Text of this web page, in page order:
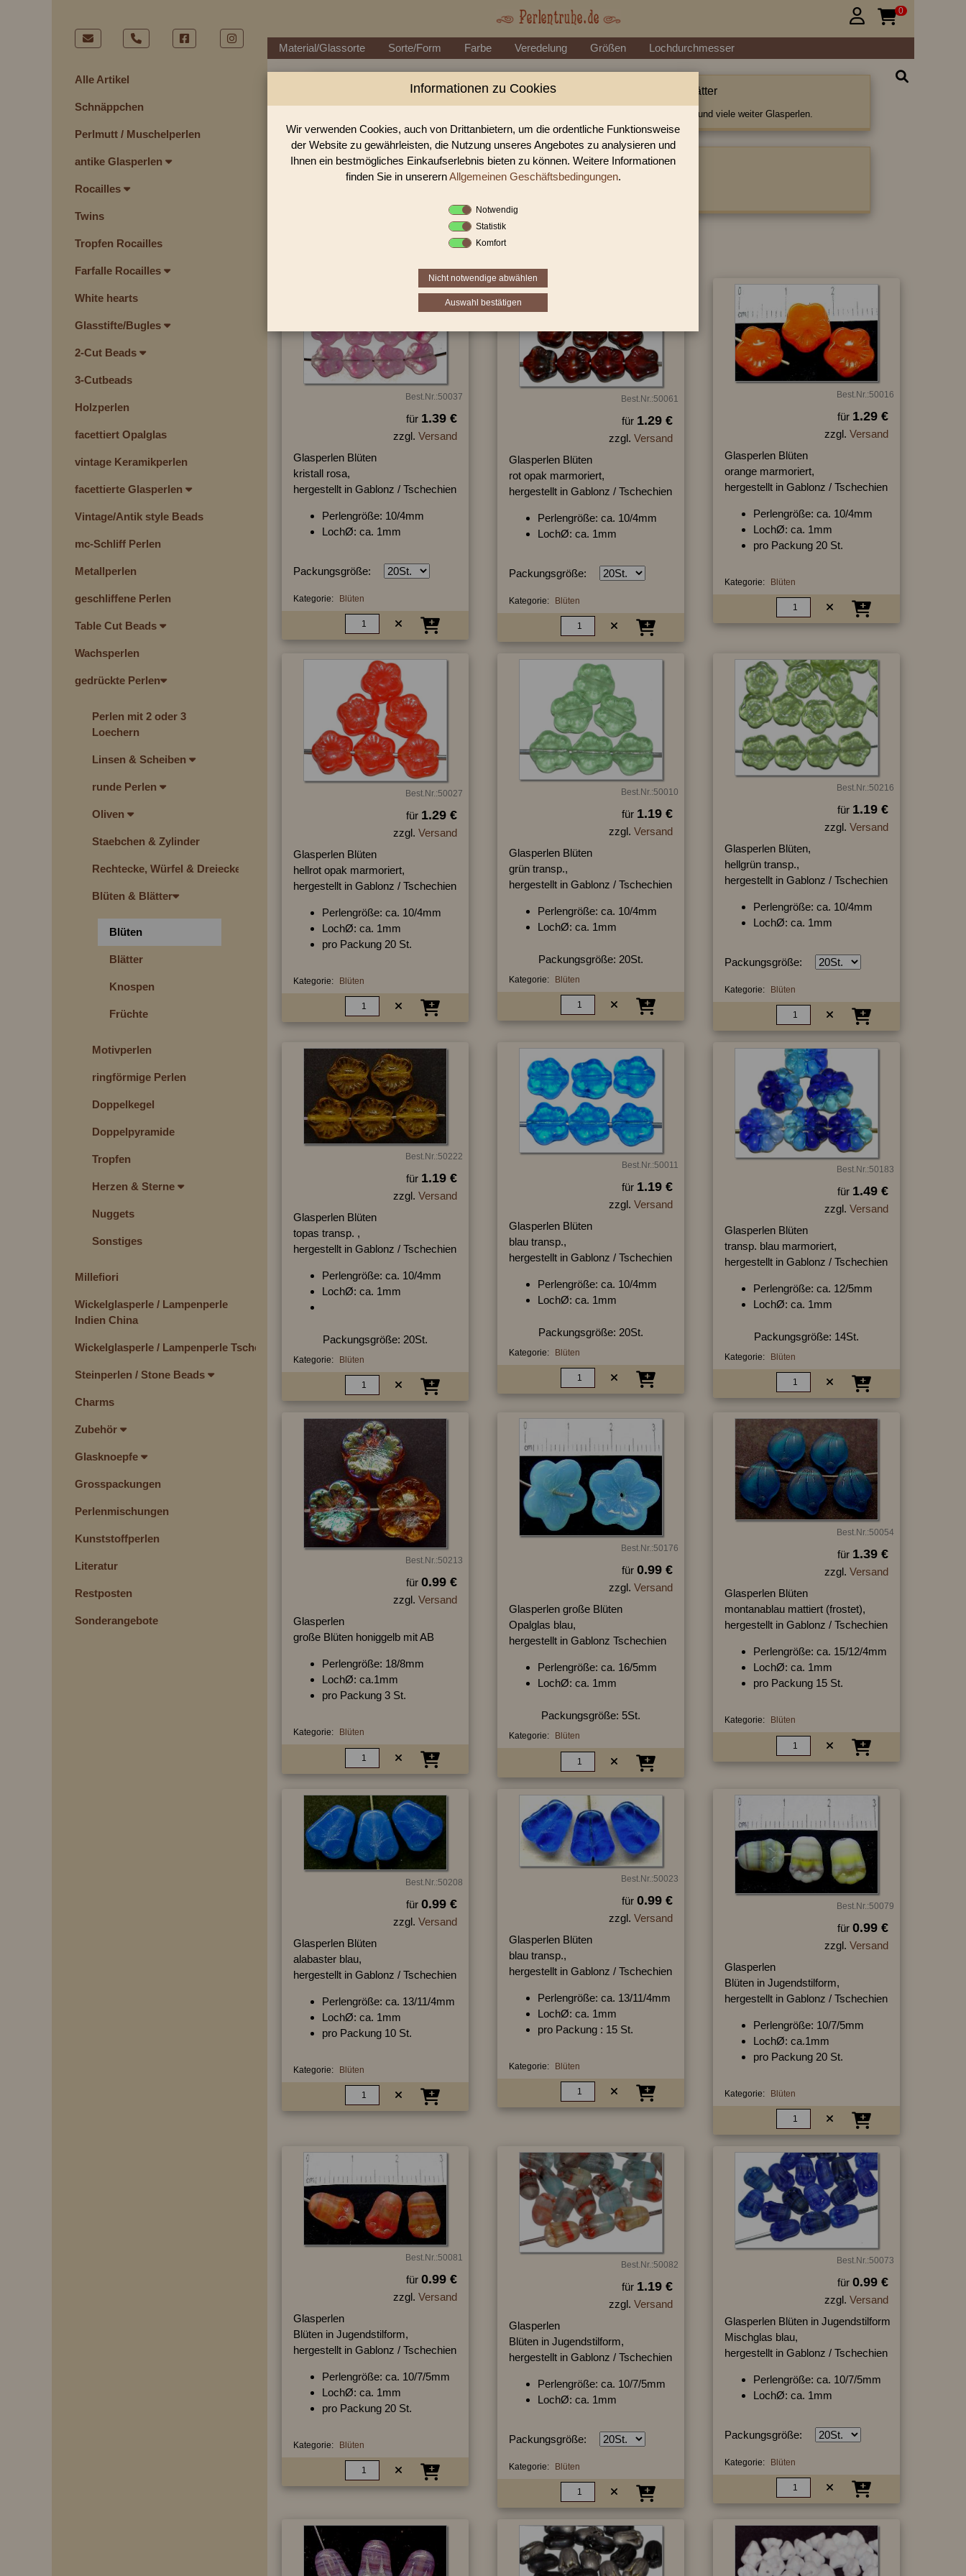
Alle Artikel
Schnäppchen
Perlmutt / Muschelperlen
antike Glasperlen
Rocailles
Twins
Tropfen Rocailles
Farfalle Rocailles
White hearts
Glasstifte/Bugles
2-Cut Beads
3-Cutbeads
Holzperlen
facettiert Opalglas
vintage Keramikperlen
facettierte Glasperlen
Vintage/Antik style Beads
mc-Schliff Perlen
Metallperlen
geschliffene Perlen
Table Cut Beads
Wachsperlen
gedrückte Perlen
Perlen mit 2 oder 3
Loechern
Linsen & Scheiben
runde Perlen
Oliven
Staebchen & Zylinder
Rechtecke, Würfel & Dreiecke
Blüten & Blätter
Blüten
Blätter
Knospen
Früchte
Motivperlen
ringförmige Perlen
Doppelkegel
Doppelpyramide
Tropfen
Herzen & Sterne
Nuggets
Sonstiges
Millefiori
Wickelglasperle / Lampenperle
Indien China
Wickelglasperle / Lampenperle Tschechien
Steinperlen / Stone Beads
Charms
Zubehör
Glasknoepfe
Grosspackungen
Perlenmischungen
Kunststoffperlen
Literatur
Restposten
Sonderangebote
 0
Material/Glassorte Sorte/Form Farbe Veredelung Größen Lochdurchmesser
Perlen Shop für gedrückte Perlen Blüten & Blätter
In unserem Perlen Shop finden sie zahlreich gedrückte Perlen Blüten & Blätter und viele weiter Glasperlen.
Sie befinden sich in folgender Kategorie:
Blüten & Blätter
Best.Nr.:50037
für 1.39 €
zzgl. Versand
Glasperlen Blüten
kristall rosa,
hergestellt in Gablonz / Tschechien
Perlengröße: 10/4mm
LochØ: ca. 1mm
Packungsgröße:
Kategorie: Blüten
Best.Nr.:50061
für 1.29 €
zzgl. Versand
Glasperlen Blüten
rot opak marmoriert,
hergestellt in Gablonz / Tschechien
Perlengröße: ca. 10/4mm
LochØ: ca. 1mm
Packungsgröße:
Kategorie: Blüten
Best.Nr.:50016
für 1.29 €
zzgl. Versand
Glasperlen Blüten
orange marmoriert,
hergestellt in Gablonz / Tschechien
Perlengröße: ca. 10/4mm
LochØ: ca. 1mm
pro Packung 20 St.
Kategorie: Blüten
Best.Nr.:50027
für 1.29 €
zzgl. Versand
Glasperlen Blüten
hellrot opak marmoriert,
hergestellt in Gablonz / Tschechien
Perlengröße: ca. 10/4mm
LochØ: ca. 1mm
pro Packung 20 St.
Kategorie: Blüten
Best.Nr.:50010
für 1.19 €
zzgl. Versand
Glasperlen Blüten
grün transp.,
hergestellt in Gablonz / Tschechien
Perlengröße: ca. 10/4mm
LochØ: ca. 1mm
Packungsgröße: 20St.
Kategorie: Blüten
Best.Nr.:50216
für 1.19 €
zzgl. Versand
Glasperlen Blüten,
hellgrün transp.,
hergestellt in Gablonz / Tschechien
Perlengröße: ca. 10/4mm
LochØ: ca. 1mm
Packungsgröße:
Kategorie: Blüten
Best.Nr.:50222
für 1.19 €
zzgl. Versand
Glasperlen Blüten
topas transp. ,
hergestellt in Gablonz / Tschechien
Perlengröße: ca. 10/4mm
LochØ: ca. 1mm
Packungsgröße: 20St.
Kategorie: Blüten
Best.Nr.:50011
für 1.19 €
zzgl. Versand
Glasperlen Blüten
blau transp.,
hergestellt in Gablonz / Tschechien
Perlengröße: ca. 10/4mm
LochØ: ca. 1mm
Packungsgröße: 20St.
Kategorie: Blüten
Best.Nr.:50183
für 1.49 €
zzgl. Versand
Glasperlen Blüten
transp. blau marmoriert,
hergestellt in Gablonz / Tschechien
Perlengröße: ca. 12/5mm
LochØ: ca. 1mm
Packungsgröße: 14St.
Kategorie: Blüten
Best.Nr.:50213
für 0.99 €
zzgl. Versand
Glasperlen
große Blüten honiggelb mit AB
Perlengröße: 18/8mm
LochØ: ca.1mm
pro Packung 3 St.
Kategorie: Blüten
Best.Nr.:50176
für 0.99 €
zzgl. Versand
Glasperlen große Blüten
Opalglas blau,
hergestellt in Gablonz Tschechien
Perlengröße: ca. 16/5mm
LochØ: ca. 1mm
Packungsgröße: 5St.
Kategorie: Blüten
Best.Nr.:50054
für 1.39 €
zzgl. Versand
Glasperlen Blüten
montanablau mattiert (frostet),
hergestellt in Gablonz / Tschechien
Perlengröße: ca. 15/12/4mm
LochØ: ca. 1mm
pro Packung 15 St.
Kategorie: Blüten
Best.Nr.:50208
für 0.99 €
zzgl. Versand
Glasperlen Blüten
alabaster blau,
hergestellt in Gablonz / Tschechien
Perlengröße: ca. 13/11/4mm
LochØ: ca. 1mm
pro Packung 10 St.
Kategorie: Blüten
Best.Nr.:50023
für 0.99 €
zzgl. Versand
Glasperlen Blüten
blau transp.,
hergestellt in Gablonz / Tschechien
Perlengröße: ca. 13/11/4mm
LochØ: ca. 1mm
pro Packung : 15 St.
Kategorie: Blüten
Best.Nr.:50079
für 0.99 €
zzgl. Versand
Glasperlen
Blüten in Jugendstilform,
hergestellt in Gablonz / Tschechien
Perlengröße: 10/7/5mm
LochØ: ca.1mm
pro Packung 20 St.
Kategorie: Blüten
Best.Nr.:50081
für 0.99 €
zzgl. Versand
Glasperlen
Blüten in Jugendstilform,
hergestellt in Gablonz / Tschechien
Perlengröße: ca. 10/7/5mm
LochØ: ca. 1mm
pro Packung 20 St.
Kategorie: Blüten
Best.Nr.:50082
für 1.19 €
zzgl. Versand
Glasperlen
Blüten in Jugendstilform,
hergestellt in Gablonz / Tschechien
Perlengröße: ca. 10/7/5mm
LochØ: ca. 1mm
Packungsgröße:
Kategorie: Blüten
Best.Nr.:50073
für 0.99 €
zzgl. Versand
Glasperlen Blüten in Jugendstilform
Mischglas blau,
hergestellt in Gablonz / Tschechien
Perlengröße: ca. 10/7/5mm
LochØ: ca. 1mm
Packungsgröße:
Kategorie: Blüten
Informationen zu Cookies
Wir verwenden Cookies, auch von Drittanbietern, um die ordentliche Funktionsweise
der Website zu gewährleisten, die Nutzung unseres Angebotes zu analysieren und
Ihnen ein bestmögliches Einkaufserlebnis bieten zu können. Weitere Informationen
finden Sie in unserernAllgemeinen Geschäftsbedingungen.
Notwendig
Statistik
Komfort
Nicht notwendige abwählen
Auswahl bestätigen